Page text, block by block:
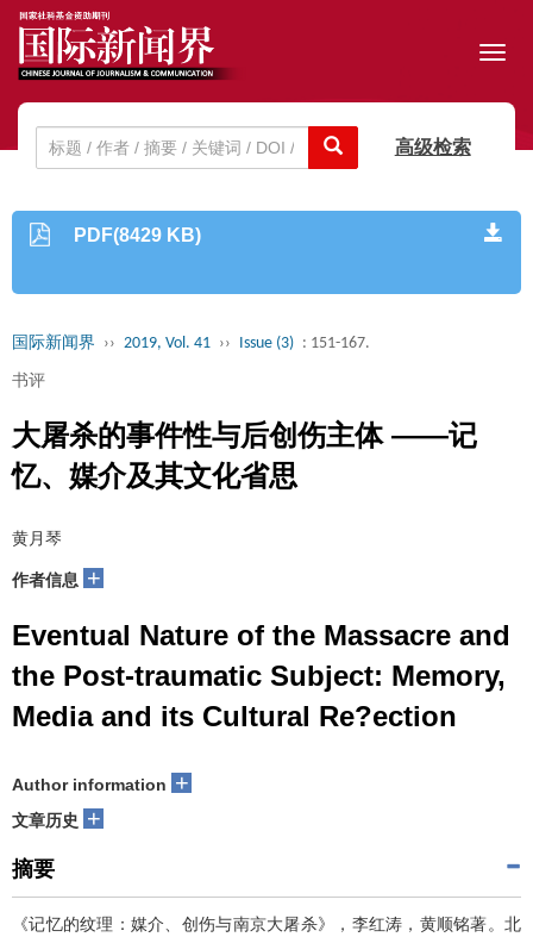
高级检索
PDF(8429 KB)
国际新闻界 ›› 2019, Vol. 41 ›› Issue (3) : 151-167.
书评
大屠杀的事件性与后创伤主体 ——记
忆、媒介及其文化省思
黄月琴
作者信息 +
Eventual Nature of the Massacre and
the Post-traumatic Subject: Memory,
Media and its Cultural Re?ection
Author information +
文章历史 +
摘要
《记忆的纹理：媒介、创伤与南京大屠杀》，李红涛，黄顺铭著。北